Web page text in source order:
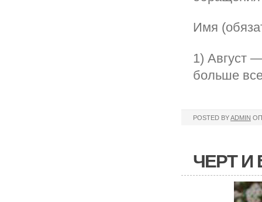
Имя
1) Август
больше
POSTED BYADMIN
ЧЕРТ И